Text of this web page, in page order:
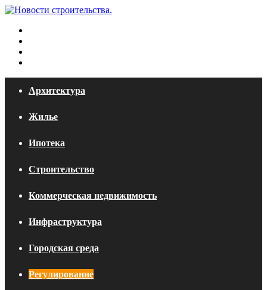
Архитектура
Жилье
Ипотека
Строительство
Коммерческая недвижимость
Инфраструктура
Городская среда
Регулирование